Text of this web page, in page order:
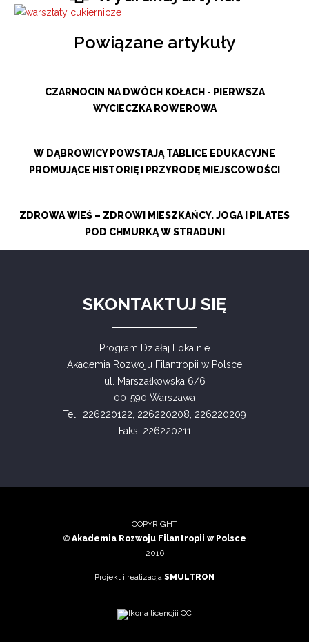
Powiązane artykuły
CZARNOCIN NA DWÓCH KOŁACH - PIERWSZA
WYCIECZKA ROWEROWA
W DĄBROWICY POWSTAJĄ TABLICE EDUKACYJNE
PROMUJĄCE HISTORIĘ I PRZYRODĘ MIEJSCOWOŚCI
ZDROWA WIEŚ – ZDROWI MIESZKAŃCY. JOGA I PILATES
POD CHMURKĄ W STRADUNI
SKONTAKTUJ SIĘ
Program Działaj Lokalnie
Akademia Rozwoju Filantropii w Polsce
ul. Marszałkowska 6/6
00-590 Warszawa
Tel.: 226220122, 226220208, 226220209
Faks: 226220211
COPYRIGHT
© Akademia Rozwoju Filantropii w Polsce
2016
Projekt i realizacja SMULTRON